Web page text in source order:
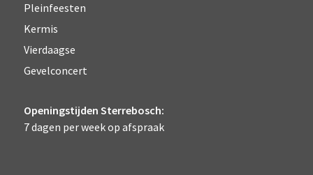
Pleinfeesten
Kermis
Vierdaagse
Gevelconcert
Openingstijden Sterrebosch:
7 dagen per week op afspraak